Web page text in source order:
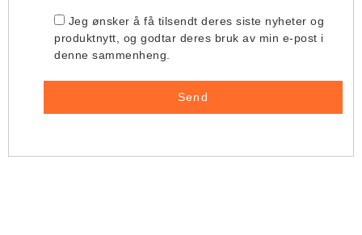
Jeg ønsker å få tilsendt deres siste nyheter og
produktnytt, og godtar deres bruk av min e-post i
denne sammenheng.